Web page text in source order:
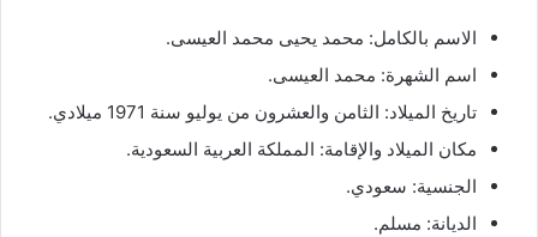
الاسم بالكامل: محمد يحيى محمد العيسى.
اسم الشهرة: محمد العيسى.
تاريخ الميلاد: الثامن والعشرون من يوليو سنة 1971 ميلادي.
مكان الميلاد والإقامة: المملكة العربية السعودية.
الجنسية: سعودي.
الديانة: مسلم.